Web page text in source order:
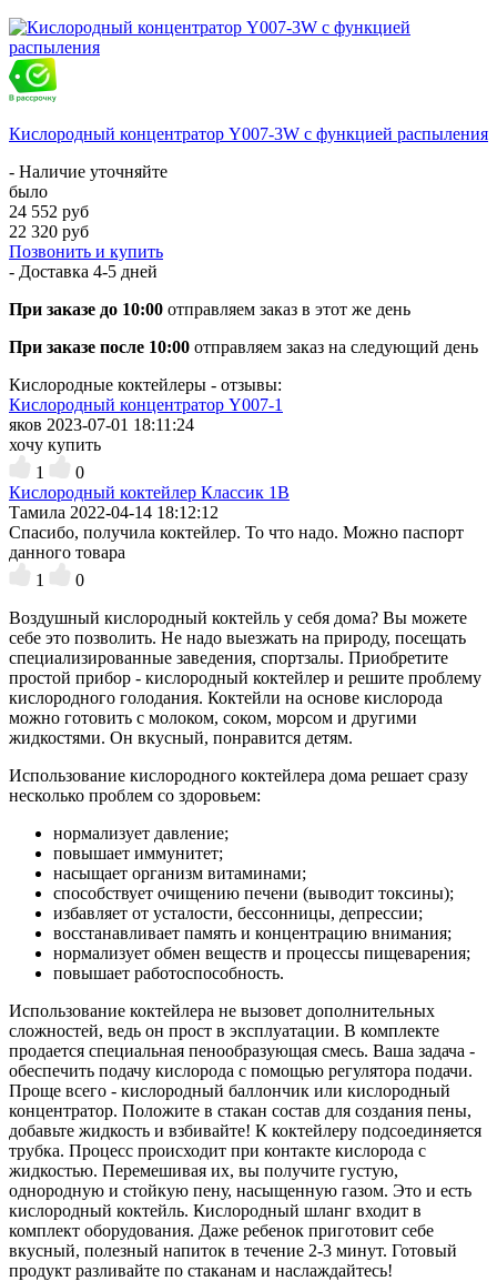
Кислородный концентратор Y007-3W с функцией распыления
- Наличие уточняйте
было
24 552 руб
22 320 руб
Позвонить и купить
- Доставка 4-5 дней
При заказе до 10:00 отправляем заказ в этот же день
При заказе после 10:00 отправляем заказ на следующий день
Кислородные коктейлеры - отзывы:
Кислородный концентратор Y007-1
яков 2023-07-01 18:11:24
хочу купить
1
0
Кислородный коктейлер Классик 1В
Тамила 2022-04-14 18:12:12
Спасибо, получила коктейлер. То что надо. Можно паспорт
данного товара
1
0
Воздушный кислородный коктейль у себя дома? Вы можете
себе это позволить. Не надо выезжать на природу, посещать
специализированные заведения, спортзалы. Приобретите
простой прибор - кислородный коктейлер и решите проблему
кислородного голодания. Коктейли на основе кислорода
можно готовить с молоком, соком, морсом и другими
жидкостями. Он вкусный, понравится детям.
Использование кислородного коктейлера дома решает сразу
несколько проблем со здоровьем:
нормализует давление;
повышает иммунитет;
насыщает организм витаминами;
способствует очищению печени (выводит токсины);
избавляет от усталости, бессонницы, депрессии;
восстанавливает память и концентрацию внимания;
нормализует обмен веществ и процессы пищеварения;
повышает работоспособность.
Использование коктейлера не вызовет дополнительных
сложностей, ведь он прост в эксплуатации. В комплекте
продается специальная пенообразующая смесь. Ваша задача -
обеспечить подачу кислорода с помощью регулятора подачи.
Проще всего - кислородный баллончик или кислородный
концентратор. Положите в стакан состав для создания пены,
добавьте жидкость и взбивайте! К коктейлеру подсоединяется
трубка. Процесс происходит при контакте кислорода с
жидкостью. Перемешивая их, вы получите густую,
однородную и стойкую пену, насыщенную газом. Это и есть
кислородный коктейль. Кислородный шланг входит в
комплект оборудования. Даже ребенок приготовит себе
вкусный, полезный напиток в течение 2-3 минут. Готовый
продукт разливайте по стаканам и наслаждайтесь!